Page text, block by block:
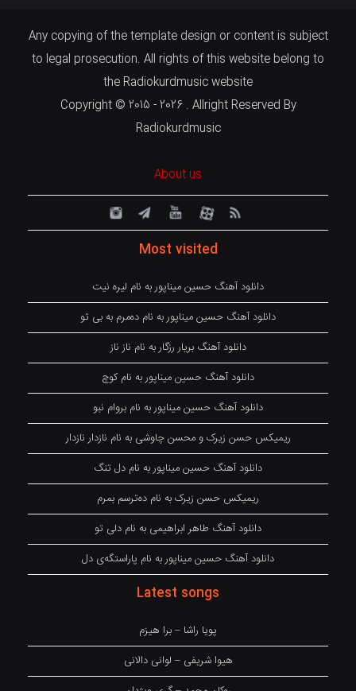
Any copying of the template design or content is subject
to legal prosecution. All rights of this website belong to
the Radiokurdmusic website
Copyright © 2015 - 2026 . Allright Reserved By
Radiokurdmusic
About us
Most visited
دانلود آهنگ حسین میناپور به نام لیره نیت
دانلود آهنگ حسین میناپور به نام دەمرم بە بی تو
دانلود آهنگ بریار رزگار به نام ناز ناز
دانلود آهنگ حسین میناپور به نام کوچ
دانلود آهنگ حسین میناپور به نام بروام نبو
ریمیکس حسن زیرک و محسن چاوشی به نام نازدار نازدار
دانلود آهنگ حسین میناپور به نام دل تنگ
ریمیکس حسن زیرک به نام دەترسم بمرم
دانلود آهنگ طاهر ابراهیمی به نام دلی تو
دانلود آهنگ حسین میناپور به نام پاراستگەی دل
Latest songs
پویا راشا – برا هیزم
هیوا شریفی – لوانی دالانی